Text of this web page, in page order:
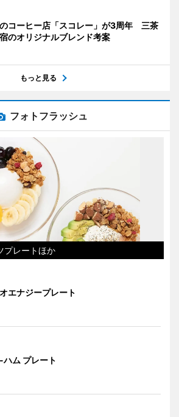
コーヒー店「スコレー」が3周年 三茶
のオリジナルブレンド考案
もっと見る
フォトフラッシュ
プレートほか
エナジープレート
ハム プレート